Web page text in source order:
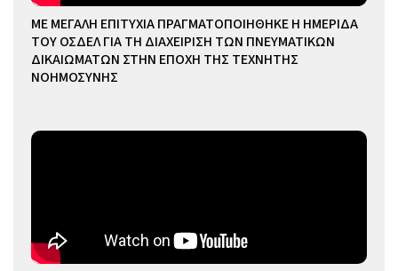
ΜΕ ΜΕΓΑΛΗ ΕΠΙΤΥΧΙΑ ΠΡΑΓΜΑΤΟΠΟΙΗΘΗΚΕ Η ΗΜΕΡΙΔΑ
ΤΟΥ ΟΣΔΕΛ ΓΙΑ ΤΗ ΔΙΑΧΕΙΡΙΣΗ ΤΩΝ ΠΝΕΥΜΑΤΙΚΩΝ
ΔΙΚΑΙΩΜΑΤΩΝ ΣΤΗΝ ΕΠΟΧΗ ΤΗΣ ΤΕΧΝΗΤΗΣ
ΝΟΗΜΟΣΥΝΗΣ